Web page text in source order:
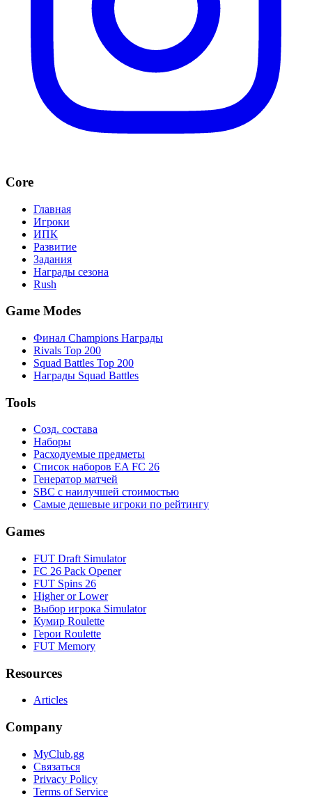
Core
Главная
Игроки
ИПК
Развитие
Задания
Награды сезона
Rush
Game Modes
Финал Champions Награды
Rivals Top 200
Squad Battles Top 200
Награды Squad Battles
Tools
Созд. состава
Наборы
Расходуемые предметы
Список наборов EA FC 26
Генератор матчей
SBC с наилучшей стоимостью
Самые дешевые игроки по рейтингу
Games
FUT Draft Simulator
FC 26 Pack Opener
FUT Spins 26
Higher or Lower
Выбор игрока Simulator
Кумир Roulette
Герои Roulette
FUT Memory
Resources
Articles
Company
MyClub.gg
Связаться
Privacy Policy
Terms of Service